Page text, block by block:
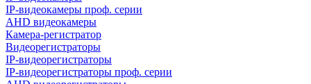
IP-видеокамеры проф. серии
AHD видеокамеры
Камера-регистратор
Видеорегистраторы
IP-видеорегистраторы
IP-видеорегистраторы проф. серии